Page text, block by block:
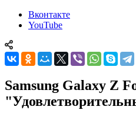
Вконтакте
YouTube
Samsung Galaxy Z